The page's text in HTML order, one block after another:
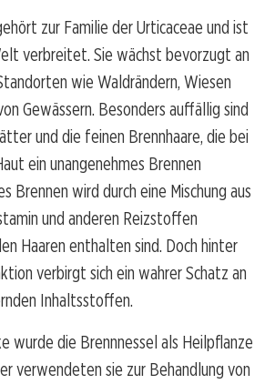
zur Familie der Urticaceae und ist
verbreitet. Sie wächst bevorzugt an
wie Waldrändern, Wiesen
Gewässern. Besonders auffällig sind
und die feinen Brennhaare, die bei
ein unangenehmes Brennen
Brennen wird durch eine Mischung aus
und anderen Reizstoffen
Haaren enthalten sind. Doch hinter
verbirgt sich ein wahrer Schatz an
Inhaltsstoffen.
wurde die Brennnessel als Heilpflanze
verwendeten sie zur Behandlung von